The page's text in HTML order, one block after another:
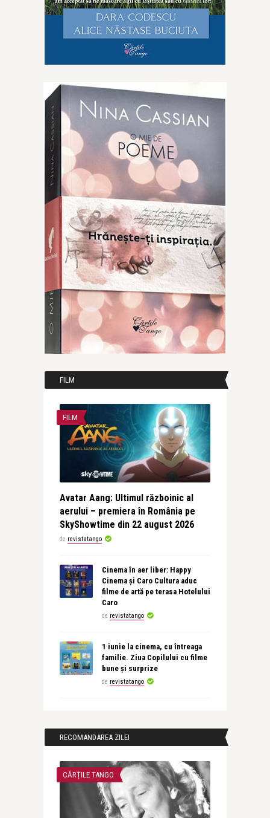
FILM
FILM
Avatar Aang: Ultimul războinic al
aerului – premiera în România pe
SkyShowtime din 22 august 2026
de revistatango
Cinema în aer liber: Happy
Cinema și Caro Cultura aduc
filme de artă pe terasa Hotelului
Caro
de revistatango
1 iunie la cinema, cu întreaga
familie. Ziua Copilului cu filme
bune și surprize
de revistatango
RECOMANDAREA ZILEI
CĂRȚILE TANGO